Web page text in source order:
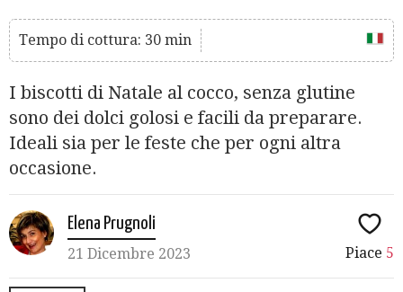
Tempo di cottura: 30 min
I biscotti di Natale al cocco, senza glutine
sono dei dolci golosi e facili da preparare.
Ideali sia per le feste che per ogni altra
occasione.
Elena Prugnoli
21 Dicembre 2023 Piace 5